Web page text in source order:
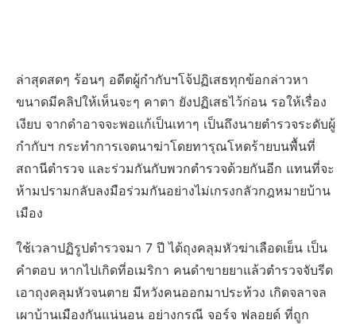
ล่าสุดสดๆ ร้อนๆ อดีตผู้กำกับฯโจ้ปฏิเสธทุกข้อกล่าวหา
ขนาดมีคลิปให้เห็นจะๆ คาตา ยังปฏิเสธไว้ก่อน รอให้เรื่อง
เงียบ จากดำอาจจะพอแก้เป็นเทาๆ เป็นถึงนายตำรวจระดับผู้
กำกับฯ กระทำการเจตนาฆ่าโดยทารุณโหดร้ายบนพื้นที่
สถานีตำรวจ และร่วมกันกับพวกตำรวจด้วยกันอีก แทนที่จะ
ห้ามปรามกลับลงมือร่วมกันอย่างไม่เกรงกลัวกฎหมายบ้าน
เมือง
ใช้เวลาปฏิรูปตำรวจมา 7 ปี ได้ถุงคลุมหัวฆ่าเลือดเย็น เป็น
คำตอบ หากไปเกิดที่อเมริกา คนดำขายยาแล้วตำรวจจับรีด
เอาถุงคลุมหัวจนตาย มีหวังคนออกมาประท้วง เกิดจลาจล
เผาบ้านเมืองกันแน่นอน อย่างกรณี จอร์จ ฟลอยด์ ที่ถูก